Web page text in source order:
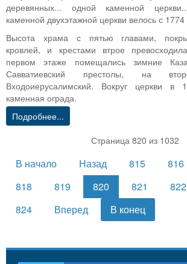
деревянных... одной каменной
каменной двухэтажной церкви велось с
Высота храма с пятью главами,
кровлей, и крестами втрое
первом этаже помещались зимние
Савватиевский престолы, на
Входоиерусалимский. Вокруг церкви в
каменная ограда.
Подробнее...
Страница 820 из 1032
В начало Назад 815 816
818
819 820 821 822
824
Вперед В конец